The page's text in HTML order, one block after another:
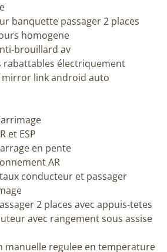
banquette passager 2 places
homogene
brouillard av
rabattables électriquement
mirror link android auto
et ESP
en pente
AR
conducteur et passager
2 places avec appuis-tetes
avec rangement sous assise
manuelle regulee en temperature